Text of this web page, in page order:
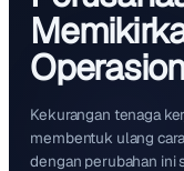
BERITA INDUSTRI